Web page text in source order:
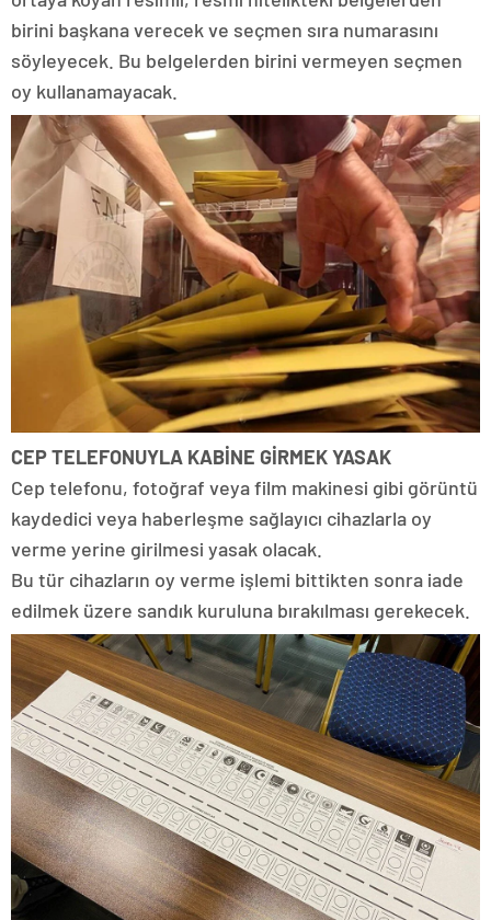
birini başkana verecek ve seçmen sıra numarasını
söyleyecek. Bu belgelerden birini vermeyen seçmen
oy kullanamayacak.
CEP TELEFONUYLA KABİNE GİRMEK YASAK
Cep telefonu, fotoğraf veya film makinesi gibi görüntü
kaydedici veya haberleşme sağlayıcı cihazlarla oy
verme yerine girilmesi yasak olacak.
Bu tür cihazların oy verme işlemi bittikten sonra iade
edilmek üzere sandık kuruluna bırakılması gerekecek.